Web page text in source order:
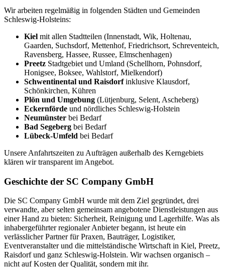
Wir arbeiten regelmäßig in folgenden Städten und Gemeinden
Schleswig-Holsteins:
Kiel mit allen Stadtteilen (Innenstadt, Wik, Holtenau,
Gaarden, Suchsdorf, Mettenhof, Friedrichsort, Schreventeich,
Ravensberg, Hassee, Russee, Elmschenhagen)
Preetz Stadtgebiet und Umland (Schellhorn, Pohnsdorf,
Honigsee, Boksee, Wahlstorf, Mielkendorf)
Schwentinental und Raisdorfinklusive Klausdorf,
Schönkirchen, Kühren
Plön und Umgebung (Lütjenburg, Selent, Ascheberg)
Eckernförde und nördliches Schleswig-Holstein
Neumünster bei Bedarf
Bad Segeberg bei Bedarf
Lübeck-Umfeld bei Bedarf
Unsere Anfahrtszeiten zu Aufträgen außerhalb des Kerngebiets
klären wir transparent im Angebot.
Geschichte der SC Company GmbH
Die SC Company GmbH wurde mit dem Ziel gegründet, drei
verwandte, aber selten gemeinsam angebotene Dienstleistungen aus
einer Hand zu bieten: Sicherheit, Reinigung und Lagerhilfe. Was als
inhabergeführter regionaler Anbieter begann, ist heute ein
verlässlicher Partner für Praxen, Bauträger, Logistiker,
Eventveranstalter und die mittelständische Wirtschaft in Kiel, Preetz,
Raisdorf und ganz Schleswig-Holstein. Wir wachsen organisch –
nicht auf Kosten der Qualität, sondern mit ihr.